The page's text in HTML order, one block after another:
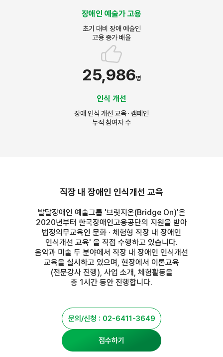
장애인 예술가 고용
초기 대비 장애 예술인
고용 증가 배율
25,986명
인식 개선
장애 인식 개선 교육 · 캠페인
누적 참여자 수
직장 내 장애인 인식개선 교육
발달장애인 예술그룹 '브릿지온(Bridge On)'은
2020년부터 한국장애인고용공단의 지원을 받아
법정의무교육인 문화 · 체험형 직장 내 장애인
인식개선 교육' 을 직접 수행하고 있습니다.
음악과 미술 두 분야에서 직장 내 장애인 인식개선
교육을 실시하고 있으며, 현장에서 이론교육
(전문강사 진행), 사업 소개, 체험활동을
총 1시간 동안 진행합니다.
문의/신청 : 02-6411-3649
접수하기